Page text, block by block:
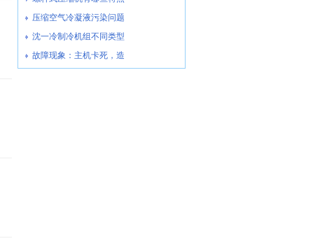
压缩空气冷凝液污染问题
沈一冷制冷机组不同类型
故障现象：主机卡死，造